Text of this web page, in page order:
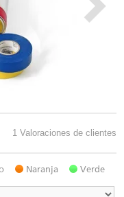
1 Valoraciones de clientes
Naranja Verde